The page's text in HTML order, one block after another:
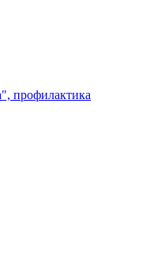
профилактика